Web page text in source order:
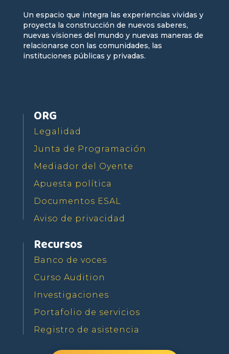
Un espacio que integra las experiencias vividas y
proyecta la construcción de nuevos saberes,
nuevas visiones del mundo y nuevas maneras de
relacionarse con las comunidades, las
instituciones públicas y privadas.
ORG
Legalidad
Junta de Programación
Mediador del Oyente
Apuesta política
Documentos ESAL
Aviso de privacidad
Recursos
Banco de voces
Curso Audition
Investigaciones
Portafolio de servicios
Registro de asistencia